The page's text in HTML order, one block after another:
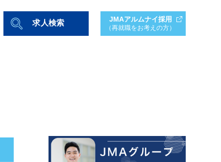
求人検索 JMAアルムナイ採用
（再就職をお考えの方）